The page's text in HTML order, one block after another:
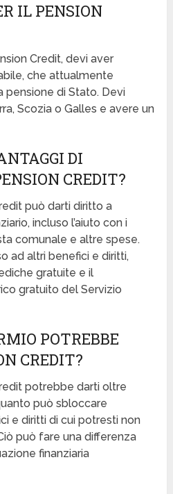
IL PENSION
Credit, devi aver
che attualmente
pensione di Stato. Devi
Scozia o Galles e avere un
DI
CREDIT?
può darti diritto a
incluso l’aiuto con i
comunale e altre spese.
ad altri benefici e diritti,
gratuite e il
gratuito del Servizio
POTREBBE
CREDIT?
potrebbe darti oltre
può sbloccare
e diritti di cui potresti non
può fare una differenza
finanziaria